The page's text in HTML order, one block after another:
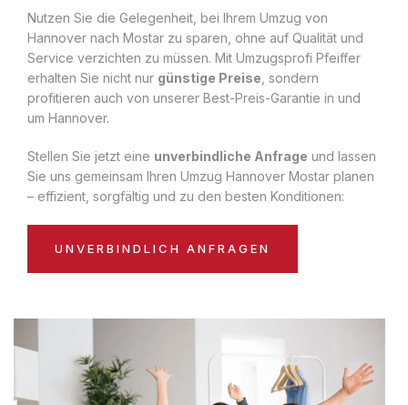
Nutzen Sie die Gelegenheit, bei Ihrem Umzug von
Hannover nach Mostar zu sparen, ohne auf Qualität und
Service verzichten zu müssen. Mit Umzugsprofi Pfeiffer
erhalten Sie nicht nur günstige Preise , sondern
profitieren auch von unserer Best-Preis-Garantie in und
um Hannover.
Stellen Sie jetzt eine unverbindliche Anfrage und lassen
Sie uns gemeinsam Ihren Umzug Hannover Mostar planen
– effizient, sorgfältig und zu den besten Konditionen:
UNVERBINDLICH ANFRAGEN